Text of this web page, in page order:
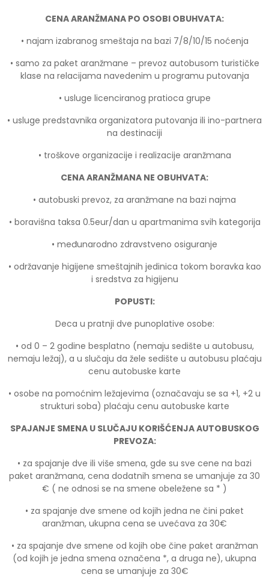
CENA ARANŽMANA PO OSOBI OBUHVATA:
• najam izabranog smeštaja na bazi 7/8/10/15 noćenja
• samo za paket aranžmane – prevoz autobusom turističke
klase na relacijama navedenim u programu putovanja
• usluge licenciranog pratioca grupe
• usluge predstavnika organizatora putovanja ili ino-partnera
na destinaciji
• troškove organizacije i realizacije aranžmana
CENA ARANŽMANA NE OBUHVATA:
• autobuski prevoz, za aranžmane na bazi najma
• boravišna taksa 0.5eur/dan u apartmanima svih kategorija
• međunarodno zdravstveno osiguranje
• održavanje higijene smeštajnih jedinica tokom boravka kao
i sredstva za higijenu
POPUSTI:
Deca u pratnji dve punoplative osobe:
• od 0 – 2 godine besplatno (nemaju sedište u autobusu,
nemaju ležaj), a u slučaju da žele sedište u autobusu plaćaju
cenu autobuske karte
• osobe na pomoćnim ležajevima (označavaju se sa +1, +2 u
strukturi soba) plaćaju cenu autobuske karte
SPAJANJE SMENA U SLUČAJU KORIŠĆENJA AUTOBUSKOG
PREVOZA:
• za spajanje dve ili više smena, gde su sve cene na bazi
paket aranžmana, cena dodatnih smena se umanjuje za 30
€ ( ne odnosi se na smene obeležene sa * )
• za spajanje dve smene od kojih jedna ne čini paket
aranžman, ukupna cena se uvećava za 30€
• za spajanje dve smene od kojih obe čine paket aranžman
(od kojih je jedna smena označena *, a druga ne), ukupna
cena se umanjuje za 30€